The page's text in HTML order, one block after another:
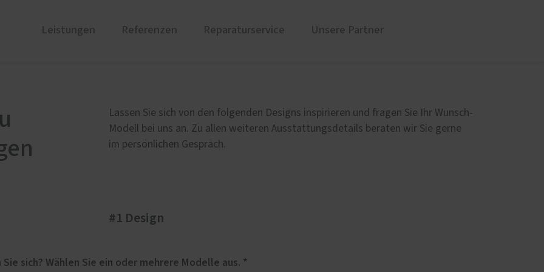
Leistungen
Holz-Aluminium
und Denkmal
Balkontüren
Hebe-Schiebe-Türen
Parallel-Schiebe-Kipp-Türen
Markisen für Neuss und Region
Rollladen von ROMA
sorglos-Paket
Weitere Leistungen
Einbruchhemmende
Referenzen Reparaturservice Unsere Partner
Lassen Sie sich von den folgenden Designs inspirieren und fragen Sie Ihr Wunsch-
Modell bei uns an. Zu allen weiteren Ausstattungsdetails beraten wir Sie gerne
im persönlichen Gespräch.
#1 Design
Für welches Haustüren-Design interessieren Sie sich? Wählen Sie ein oder mehrere Modelle aus. *